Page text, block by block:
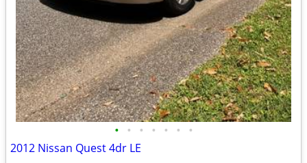
• • • • • • •
2012 Nissan Quest 4dr LE